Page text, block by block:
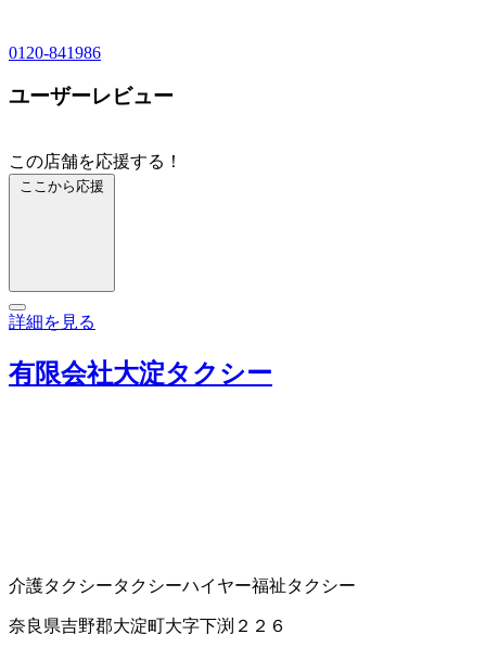
0120-841986
ユーザーレビュー
この店舗を応援する！
ここから応援
詳細を見る
有限会社大淀タクシー
介護タクシータクシーハイヤー福祉タクシー
奈良県吉野郡大淀町大字下渕２２６